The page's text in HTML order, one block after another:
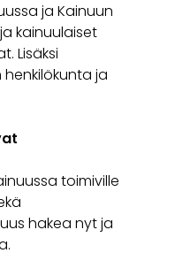
ja Kainuun
kainuulaiset
Lisäksi
ja
toimiville
hakea nyt ja